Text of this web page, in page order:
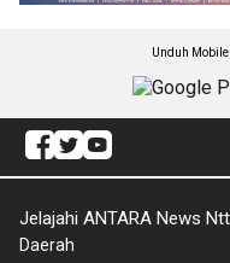
Unduh
Jelajahi ANTARA News Ntt
Daerah